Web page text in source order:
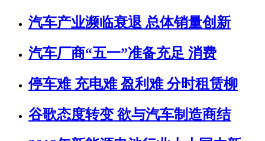
汽车产业濒临衰退 总体销量创新
汽车厂商“五一”准备充足 消费
停车难 充电难 盈利难 分时租赁柳
谷歌态度转变 欲与汽车制造商结